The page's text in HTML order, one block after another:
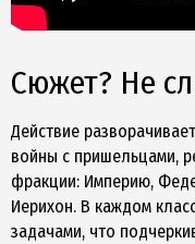
Сюжет? Не
Действие
войны с пришельцами,
фракции: Империю,
Иерихон. В каждом
задачами, что